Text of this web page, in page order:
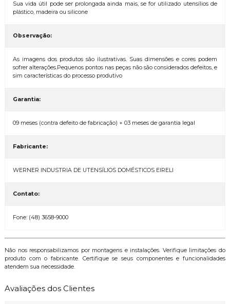
Sua vida útil pode ser prolongada ainda mais, se for utilizado utensílios de
plástico, madeira ou silicone
Observação:
As imagens dos produtos são ilustrativas. Suas dimensões e cores podem
sofrer alterações.Pequenos pontos nas peças não são considerados defeitos, e
sim características do processo produtivo
Garantia:
09 meses (contra defeito de fabricação) + 03 meses de garantia legal
Fabricante:
WERNER INDUSTRIA DE UTENSÍLIOS DOMÉSTICOS EIRELI
Contato:
Fone: (48) 3658-9000
Não nos responsabilizamos por montagens e instalações. Verifique limitações do
produto com o fabricante. Certifique se seus componentes e funcionalidades
atendem sua necessidade.
Avaliações dos Clientes